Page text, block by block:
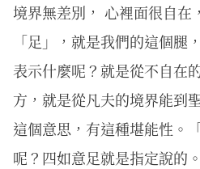
境界無差別， 心裡面很自在
「足」，就是我們的這個腿
表示什麼呢？就是從不自在
方，就是從凡夫的境界能到
這個意思，有這種堪能性。
呢？四如意足就是指定說的